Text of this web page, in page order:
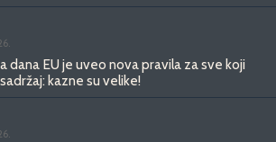
dana EU je uveo nova pravila za sve koji
kazne su velike!